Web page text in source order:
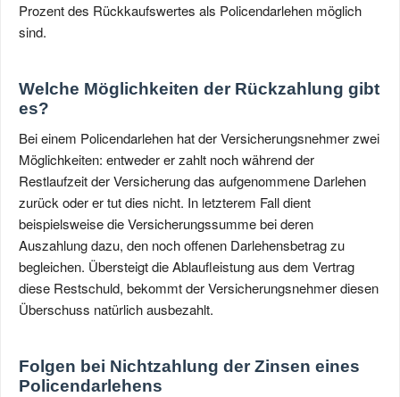
Prozent des Rückkaufswertes als Policendarlehen möglich
sind.
Welche Möglichkeiten der Rückzahlung gibt
es?
Bei einem Policendarlehen hat der Versicherungsnehmer zwei
Möglichkeiten: entweder er zahlt noch während der
Restlaufzeit der Versicherung das aufgenommene Darlehen
zurück oder er tut dies nicht. In letzterem Fall dient
beispielsweise die Versicherungssumme bei deren
Auszahlung dazu, den noch offenen Darlehensbetrag zu
begleichen. Übersteigt die Ablaufleistung aus dem Vertrag
diese Restschuld, bekommt der Versicherungsnehmer diesen
Überschuss natürlich ausbezahlt.
Folgen bei Nichtzahlung der Zinsen eines
Policendarlehens